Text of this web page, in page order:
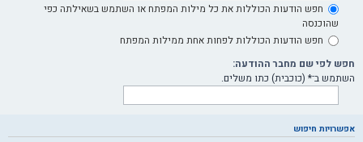
חפש הודעות הכוללות את כל מילות המפתח או השתמש בשאילתה כפי
שהוכנסה
חפש הודעות הכוללות לפחות אחת ממילות המפתח
חפש לפי שם מחבר ההודעה:
השתמש ב־* (כוכבית) כתו משלים.
אפשרויות חיפוש